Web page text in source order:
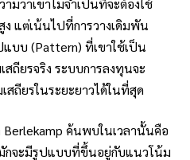
มว่าเขาไม่จำเป็นที่จะต้องใช้
แต่เน้นไปที่การวางเดิมพัน
บบ (Pattern) ที่เขาใช้เป็น
ถียรจริง ระบบการลงทุนจะ
สถียรในระยะยาวได้ในที่สุด
ค้นพบในเวลานั้นคือ
จะมีรูปแบบที่ขึ้นอยู่กับแนวโน้ม